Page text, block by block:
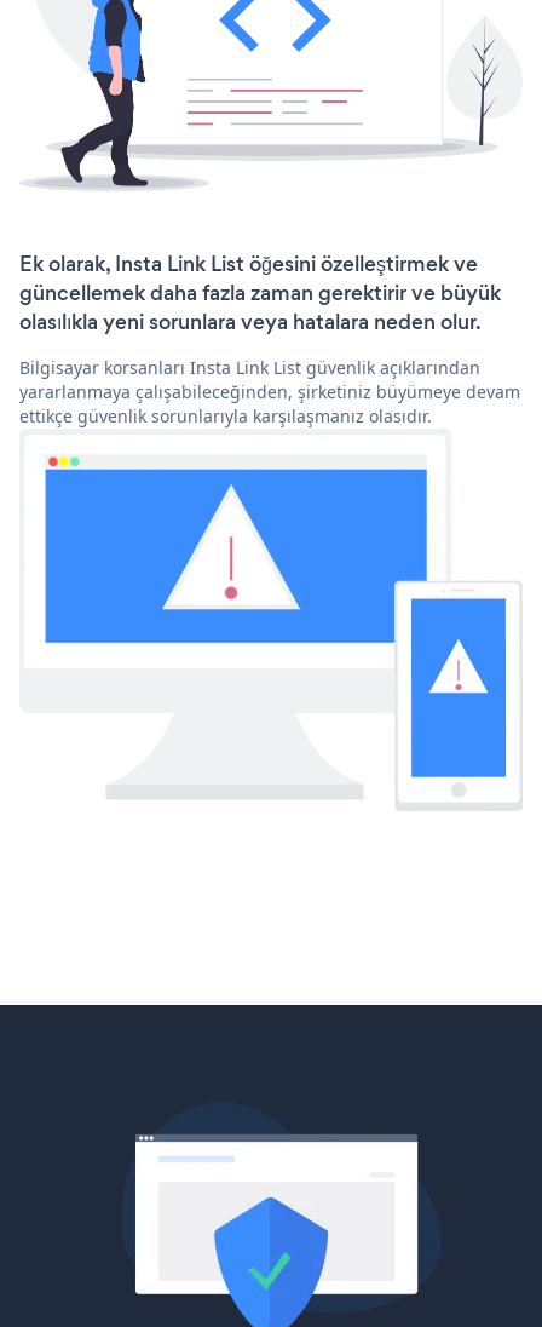
Ek olarak, Insta Link List öğesini özelleştirmek ve
güncellemek daha fazla zaman gerektirir ve büyük
olasılıkla yeni sorunlara veya hatalara neden olur.
Bilgisayar korsanları Insta Link List güvenlik açıklarından
yararlanmaya çalışabileceğinden, şirketiniz büyümeye devam
ettikçe güvenlik sorunlarıyla karşılaşmanız olasıdır.